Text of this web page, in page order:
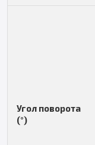
Угол поворота
(°)